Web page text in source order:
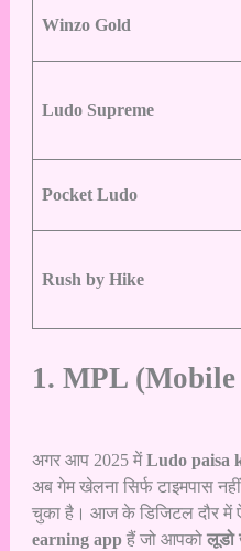
Winzo Gold
Ludo Supreme
Pocket Ludo
Rush by Hike
1. MPL
अगर आप 2025 मेंLudo paisa
अब गेम खेलना सिर्फ टाइमपास
चुका है। आज के डिजिटल दौर में
earning appहैं जो आपको लूडो